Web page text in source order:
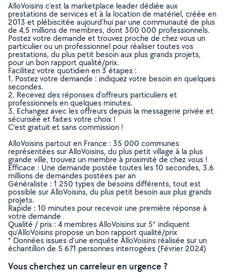
AlloVoisins c’est la marketplace leader dédiée aux
prestations de services et à la location de matériel, créée en
2013 et plébiscitée aujourd’hui par une communauté de plus
de 4,5 millions de membres, dont 300 000 professionnels.
Postez votre demande et trouvez proche de chez vous un
particulier ou un professionnel pour réaliser toutes vos
prestations, du plus petit besoin aux plus grands projets,
pour un bon rapport qualité/prix.
Facilitez votre quotidien en 3 étapes :
1. Postez votre demande : indiquez votre besoin en quelques
secondes.
2. Recevez des réponses d’offreurs particuliers et
professionnels en quelques minutes.
3. Echangez avec les offreurs depuis la messagerie privée et
sécurisée et faites votre choix !
C’est gratuit et sans commission !
AlloVoisins partout en France : 35 000 communes
représentées sur AlloVoisins, du plus petit village à la plus
grande ville, trouvez un membre à proximité de chez vous !
Efficace : Une demande postée toutes les 10 secondes, 3.6
millions de demandes postées par an
Généraliste : 1 250 types de besoins différents, tout est
possible sur AlloVoisins, du plus petit besoin aux plus grands
projets.
Rapide : 10 minutes pour recevoir une première réponse à
votre demande
Qualité / prix : 4 membres AlloVoisins sur 5* indiquent
qu’AlloVoisins propose un bon rapport qualité/prix
* Données issues d’une enquête AlloVoisins réalisée sur un
échantillon de 5 671 personnes interrogées (Février 2024)
Vous cherchez un carreleur en urgence ?